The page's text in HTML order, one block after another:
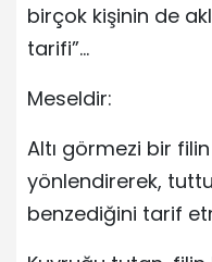
birçok kişinin de
tarifi”…
Meseldir:
Altı görmezi bir
yönlendirerek,
benzediğini tarif